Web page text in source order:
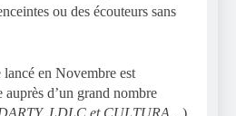
ou des écouteurs sans
en Novembre est
d’un grand nombre